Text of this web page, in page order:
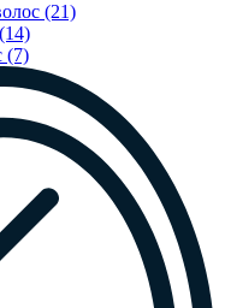
(21)
(7)